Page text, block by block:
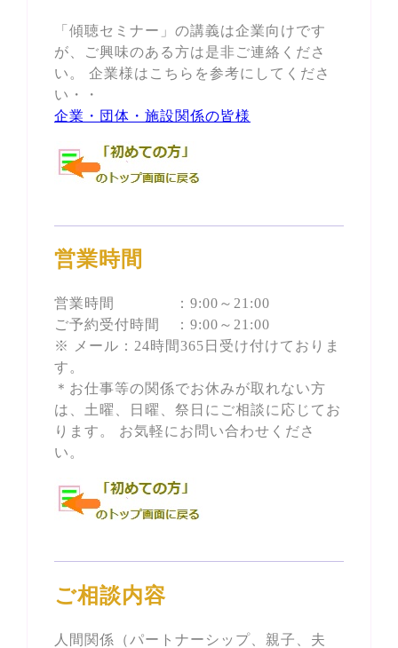
「傾聴セミナー」の講義は企業向けです
が、ご興味のある方は是非ご連絡くださ
い。 企業様はこちらを参考にしてくださ
い・・
企業・団体・施設関係の皆様
営業時間
営業時間 ：9:00～21:00
ご予約受付時間 ：9:00～21:00
※ メール：24時間365日受け付けておりま
す。
＊お仕事等の関係でお休みが取れない方
は、土曜、日曜、祭日にご相談に応じてお
ります。 お気軽にお問い合わせくださ
い。
ご相談内容
人間関係（パートナーシップ、親子、夫